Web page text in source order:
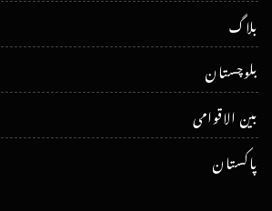
بلاگ
بلوچستان
بین الاقوامی
پاکستان